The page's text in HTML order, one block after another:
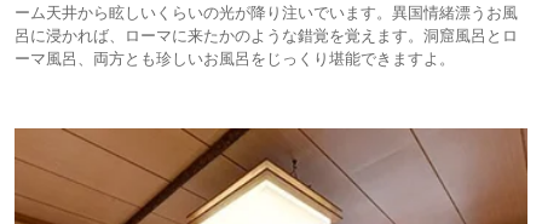
ーム天井から眩しいくらいの光が降り注いでいます。異国情緒漂うお風
呂に浸かれば、ローマに来たかのような錯覚を覚えます。洞窟風呂とロ
ーマ風呂、両方とも珍しいお風呂をじっくり堪能できますよ。